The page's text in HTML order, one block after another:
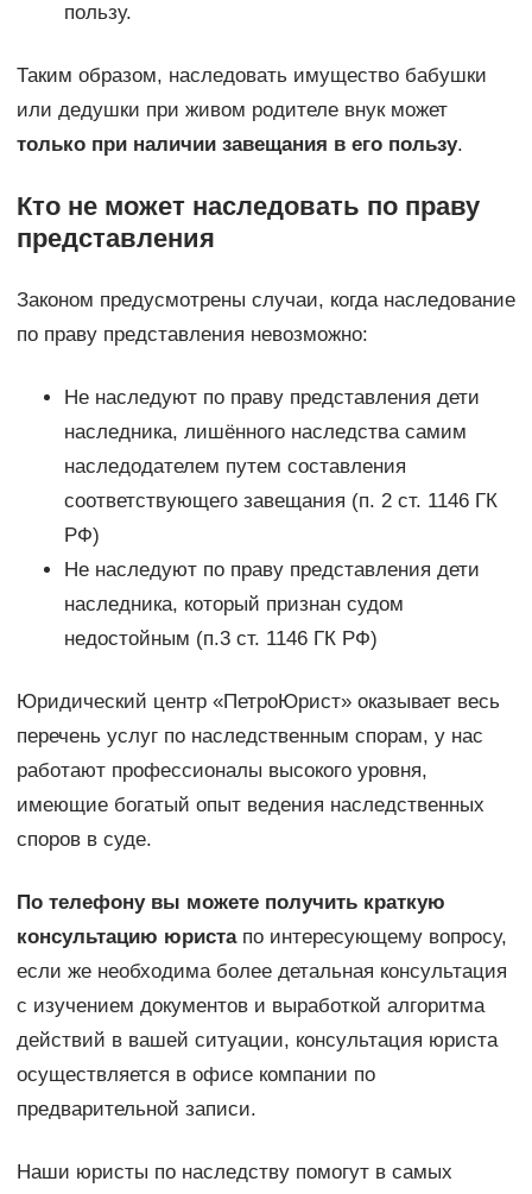
пользу.
Таким образом, наследовать имущество бабушки
или дедушки при живом родителе внук может
только при наличии завещания в его пользу.
Кто не может наследовать по праву
представления
Законом предусмотрены случаи, когда наследование
по праву представления невозможно:
Не наследуют по праву представления дети
наследника, лишённого наследства самим
наследодателем путем составления
соответствующего завещания (п. 2 ст. 1146 ГК
РФ)
Не наследуют по праву представления дети
наследника, который признан судом
недостойным (п.3 ст. 1146 ГК РФ)
Юридический центр «ПетроЮрист» оказывает весь
перечень услуг по наследственным спорам, у нас
работают профессионалы высокого уровня,
имеющие богатый опыт ведения наследственных
споров в суде.
По телефону вы можете получить краткую
консультацию юристапо интересующему вопросу,
если же необходима более детальная консультация
с изучением документов и выработкой алгоритма
действий в вашей ситуации, консультация юриста
осуществляется в офисе компании по
предварительной записи.
Наши юристы по наследству помогут в самых